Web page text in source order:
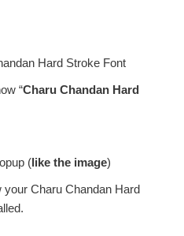
Hard Stroke Font
“Charu Chandan Hard
(like the image)
Charu Chandan Hard